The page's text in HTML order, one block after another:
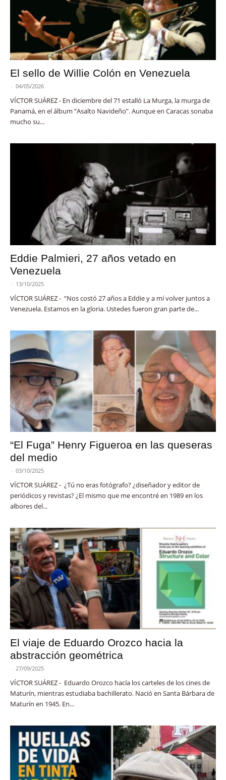
El sello de Willie Colón en Venezuela
- 04/05/2026
VÍCTOR SUÁREZ - En diciembre del 71 estalló La Murga, la murga de
Panamá, en el álbum “Asalto Navideño”. Aunque en Caracas sonaba
mucho su...
Eddie Palmieri, 27 años vetado en
Venezuela
- 13/10/2025
VÍCTOR SUÁREZ - “Nos costó 27 años a Eddie y a mí volver juntos a
Venezuela. Estamos en la gloria. Ustedes fueron gran parte de...
“El Fuga” Henry Figueroa en las queseras
del medio
- 03/10/2025
VÍCTOR SUÁREZ - ¿Tú no eras fotógrafo? ¿diseñador y editor de
periódicos y revistas? ¿El mismo que me encontré en 1989 en los
albores del...
El viaje de Eduardo Orozco hacia la
abstracción geométrica
- 27/09/2025
VÍCTOR SUÁREZ - Eduardo Orozco hacía los carteles de los cines de
Maturín, mientras estudiaba bachillerato. Nació en Santa Bárbara de
Maturín en 1945. En...